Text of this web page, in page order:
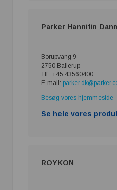
Parker Hannifin
Borupvang 9
2750 Ballerup
Tlf.: +45 43560400
E-mail:
Besøg vores hjemmeside
Se hele vores
ROYKON